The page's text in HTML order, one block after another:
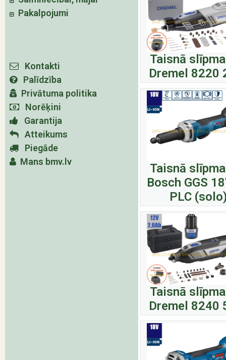
Pakalpojumi
Kontakti
Palīdzība
Privātuma politika
Norēķini
Garantija
Atteikums
Piegāde
Mans bmv.lv
Taisnā
Dremel 8220
Taisnā
Bosch GGS
PLC
Taisnā
Dremel 8240